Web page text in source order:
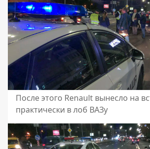
После этого Renault вынесло на
практически в лоб ВАЗу